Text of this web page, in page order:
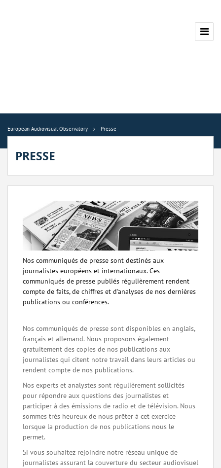
European Audiovisual Observatory Presse
PRESSE
Nos communiqués de presse sont destinés aux
journalistes européens et internationaux. Ces
communiqués de presse publiés régulièrement rendent
compte de faits, de chiffres et d'analyses de nos dernières
publications ou conférences.
Nos communiqués de presse sont disponibles en anglais,
français et allemand. Nous proposons également
gratuitement des copies de nos publications aux
journalistes qui citent notre travail dans leurs articles ou
rendent compte de nos publications.
Nos experts et analystes sont régulièrement sollicités
pour répondre aux questions des journalistes et
participer à des émissions de radio et de télévision. Nous
sommes très heureux de nous prêter à cet exercice
lorsque la production de nos publications nous le
permet.
Si vous souhaitez rejoindre notre réseau unique de
journalistes assurant la couverture du secteur audiovisuel